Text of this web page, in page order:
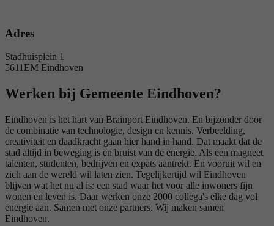
Adres
Stadhuisplein 1
5611EM Eindhoven
Werken bij Gemeente Eindhoven?
Eindhoven is het hart van Brainport Eindhoven. En bijzonder door
de combinatie van technologie, design en kennis. Verbeelding,
creativiteit en daadkracht gaan hier hand in hand. Dat maakt dat de
stad altijd in beweging is en bruist van de energie. Als een magneet
talenten, studenten, bedrijven en expats aantrekt. En vooruit wil en
zich aan de wereld wil laten zien. Tegelijkertijd wil Eindhoven
blijven wat het nu al is: een stad waar het voor alle inwoners fijn
wonen en leven is. Daar werken onze 2000 collega's elke dag vol
energie aan. Samen met onze partners. Wij maken samen
Eindhoven.